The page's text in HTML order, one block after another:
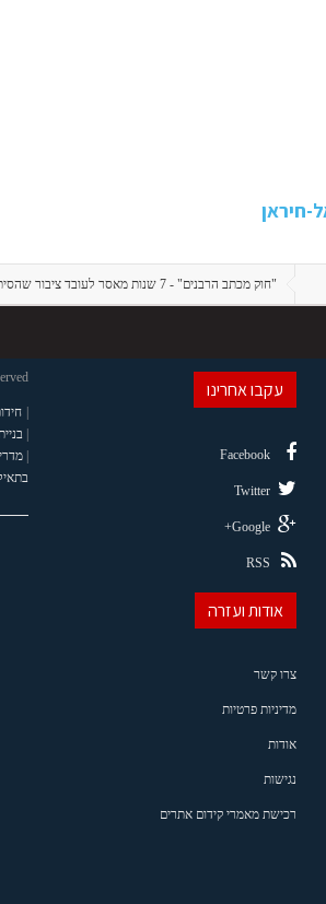
חיראן
"חוק מכתב הרבנים" - 7 שנות מאסר לעובד ציבור שהסית לגזענות
עקבו אחרינו
Facebook
Twitter
Google+
RSS
אודות ועזרה
צרו קשר
מדיניות פרטיות
אודות
נגישות
רכישת מאמרי קידום אתרים
|
|
|